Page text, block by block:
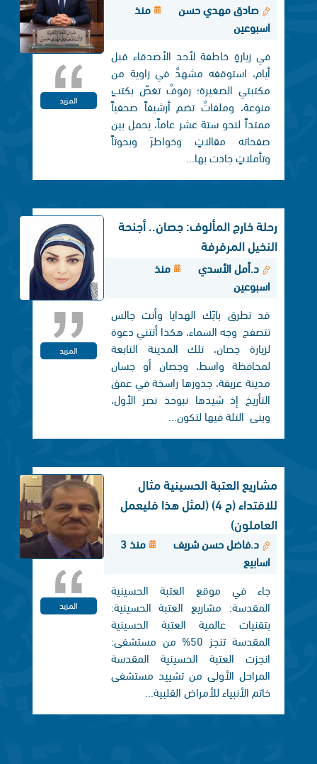
صادق مهدي حسن
منذ
اسبوعين
في زيارةٍ خاطفة لأحد الأصدقاء قبل
أيام، استوقفه مشهدٌ في زاوية من
مكتبتي الصغيرة؛ رفوفٌ تغصّ بكتبٍ
منوعة، وملفاتٌ تضم أرشيفاً صحفياً
ممتداً لنحو ستة عشر عاماً، يحمل بين
صفحاته مقالاتٍ وخواطرَ وبحوثاً
وتأملاتٍ جادت بها...
المزيد
رحلة خارج المألوف: جصان.. أجنحة
النخيل المرفرفة
د.أمل الأسدي
منذ
اسبوعين
قد تطرق بابَك الهدايا وأنت جالس
تتصفح وجه السماء، هكذا أتتني دعوة
لزيارة جصان، تلك المدينة التابعة
لمحافظة واسط، وجصان أو جسان
مدينة عريقة، جذورها راسخة في عمق
التأريخ إذ شيدها نبوخذ نصر الأول،
وبنی التلة فيها لتكون...
المزيد
مشاريع العتبة الحسينية مثال
للاقتداء (ح 4) (لمثل هذا فليعمل
العاملون)
د.فاضل حسن شريف
منذ 3
اسابيع
جاء في موقع العتبة الحسينية
المقدسة: مشاريع العتبة الحسينية:
بتقنيات عالمية العتبة الحسينية
المقدسة تنجز 50% من مستشفى:
انجزت العتبة الحسينية المقدسة
المراحل الأولى من تشييد مستشفى
خاتم الأنبياء للأمراض القلبية...
المزيد